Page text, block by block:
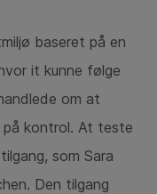
baseret på en
it kunne følge
om at
på kontrol. At teste
som Sara
Den tilgang